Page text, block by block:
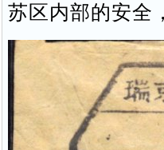
苏区内部的安全